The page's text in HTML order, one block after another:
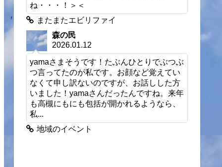
ね・・・！＞＜
またまたエビリファイ
森の民
2026.01.12
yamaさまそうです！たぶんひとりでぶつぶ
つ言ってたのが私です。お顔など覚えてい
なくて申し訳ないのですが、お話しした方
いました！yamaさんだったんですね。来年
も高槻にもにも包括が開かれるようなら、
私...
地域のイベント